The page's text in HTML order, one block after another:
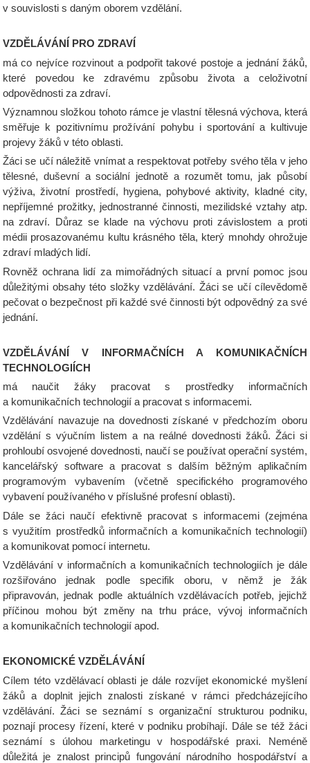
v souvislosti s daným oborem vzdělání.
VZDĚLÁVÁNÍ PRO ZDRAVÍ
má co nejvíce rozvinout a podpořit takové postoje a jednání žáků,
které povedou ke zdravému způsobu života a celoživotní
odpovědnosti za zdraví.
Významnou složkou tohoto rámce je vlastní tělesná výchova, která
směřuje k pozitivnímu prožívání pohybu i sportování a kultivuje
projevy žáků v této oblasti.
Žáci se učí náležitě vnímat a respektovat potřeby svého těla v jeho
tělesné, duševní a sociální jednotě a rozumět tomu, jak působí
výživa, životní prostředí, hygiena, pohybové aktivity, kladné city,
nepříjemné prožitky, jednostranné činnosti, mezilidské vztahy atp.
na zdraví. Důraz se klade na výchovu proti závislostem a proti
médii prosazovanému kultu krásného těla, který mnohdy ohrožuje
zdraví mladých lidí.
Rovněž ochrana lidí za mimořádných situací a první pomoc jsou
důležitými obsahy této složky vzdělávání. Žáci se učí cílevědomě
pečovat o bezpečnost při každé své činnosti být odpovědný za své
jednání.
VZDĚLÁVÁNÍ V INFORMAČNÍCH A KOMUNIKAČNÍCH
TECHNOLOGIÍCH
má naučit žáky pracovat s prostředky informačních
a komunikačních technologií a pracovat s informacemi.
Vzdělávání navazuje na dovednosti získané v předchozím oboru
vzdělání s výučním listem a na reálné dovednosti žáků. Žáci si
prohloubí osvojené dovednosti, naučí se používat operační systém,
kancelářský software a pracovat s dalším běžným aplikačním
programovým vybavením (včetně specifického programového
vybavení používaného v příslušné profesní oblasti).
Dále se žáci naučí efektivně pracovat s informacemi (zejména
s využitím prostředků informačních a komunikačních technologií)
a komunikovat pomocí internetu.
Vzdělávání v informačních a komunikačních technologiích je dále
rozšiřováno jednak podle specifik oboru, v němž je žák
připravován, jednak podle aktuálních vzdělávacích potřeb, jejichž
příčinou mohou být změny na trhu práce, vývoj informačních
a komunikačních technologií apod.
EKONOMICKÉ VZDĚLÁVÁNÍ
Cílem této vzdělávací oblasti je dále rozvíjet ekonomické myšlení
žáků a doplnit jejich znalosti získané v rámci předcházejícího
vzdělávání. Žáci se seznámí s organizační strukturou podniku,
poznají procesy řízení, které v podniku probíhají. Dále se též žáci
seznámí s úlohou marketingu v hospodářské praxi. Neméně
důležitá je znalost principů fungování národního hospodářství a